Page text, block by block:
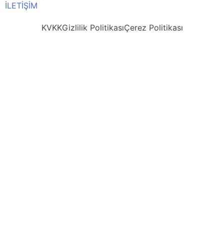
İLETİŞİM
KVKKGizlilik PolitikasıÇerez Politikası